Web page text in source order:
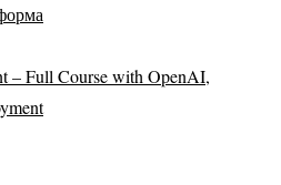
– Full Course with OpenAI,